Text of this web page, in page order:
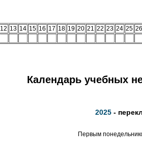
12 13 14 15 16 17 18 19 20 21 22 23 24 25 26
Календарь учебных
2025 -
Первым